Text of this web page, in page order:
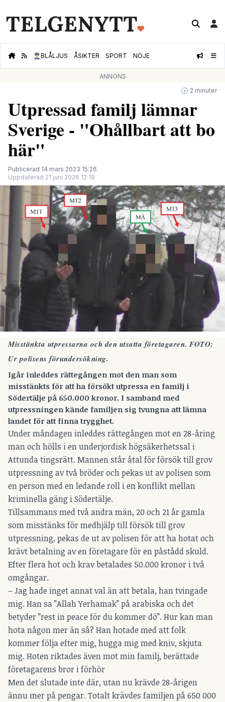
👮🏻‍♂️BLÅLJUS ÅSIKTER SPORT NÖJE
ANNONS
🕝 2 minuter
Utpressad familj lämnar
Sverige - "Ohållbart att bo
här"
Publicerad 14 mars 2023 15:26
Uppdaterad 21 juni 2026 12:19
Misstänkta utpressarna och den utsatta företagaren. FOTO:
Ur polisens förundersökning.
Igår inleddes rättegången mot den man som
misstänkts för att ha försökt utpressa en familj i
Södertälje på 650.000 kronor. I samband med
utpressningen kände familjen sig tvungna att lämna
landet för att finna trygghet.
Under måndagen inleddes rättegången mot en 28-åring
man och hölls i en underjordisk högsäkerhetssal i
Attunda tingsrätt. Mannen står åtal för försök till grov
utpressning av två bröder och pekas ut av polisen som
en person med en ledande roll i en konflikt mellan
kriminella gäng i Södertälje.
Tillsammans med två andra män, 20 och 21 år gamla
som misstänks för medhjälp till försök till grov
utpressning, pekas de ut av polisen för att ha hotat och
krävt betalning av en företagare för en påstådd skuld.
Efter flera hot och krav betalades 50.000 kronor i två
omgångar.
– Jag hade inget annat val än att betala, han tvingade
mig. Han sa ”Allah Yerhamak” på arabiska och det
betyder ”rest in peace för du kommer dö”. Hur kan man
hota någon mer än så? Han hotade med att folk
kommer följa efter mig, hugga mig med kniv, skjuta
mig. Hoten riktades även mot min familj, berättade
företagarens bror i förhör
Men det slutade inte där, utan nu krävde 28-årigen
ännu mer på pengar. Totalt krävdes familjen på 650 000